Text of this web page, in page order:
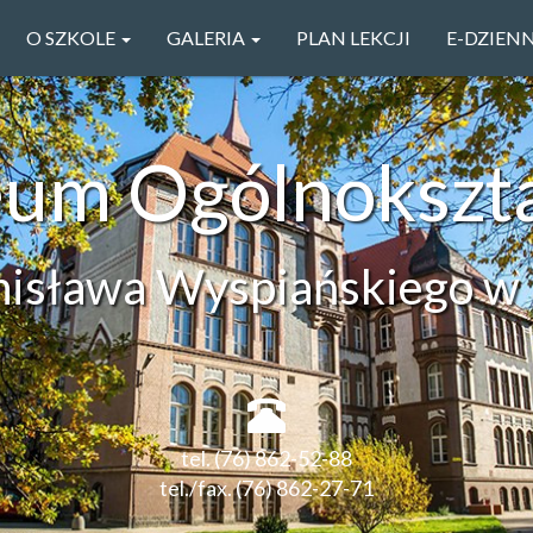
O SZKOLE GALERIA PLAN LEKCJI E-
Wyspiańskiego w
tel. (76) 862-52-88
tel./fax. (76) 862-27-71